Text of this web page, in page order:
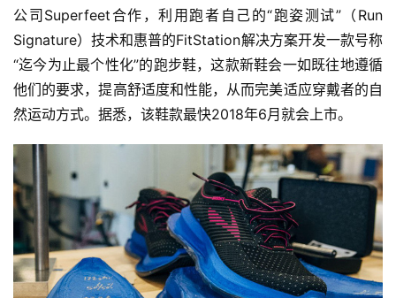
比
赛
观
装
备
训
练
公司Superfeet合作，利用跑者自己的“跑姿测试”（Run
Signature）技术和惠普的FitStation解决方案开发一款号称
“迄今为止最个性化”的跑步鞋，这款新鞋会一如既往地遵循
他们的要求，提高舒适度和性能，从而完美适应穿戴者的自
然运动方式。据悉，该鞋款最快2018年6月就会上市。